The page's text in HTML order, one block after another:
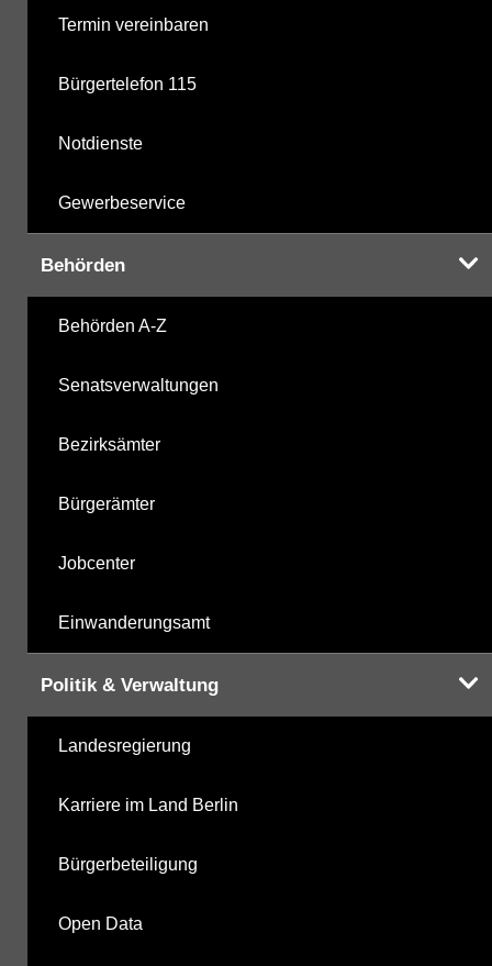
Termin vereinbaren
Bürgertelefon 115
Notdienste
Gewerbeservice
Behörden
Behörden A-Z
Senatsverwaltungen
Bezirksämter
Bürgerämter
Jobcenter
Einwanderungsamt
Politik & Verwaltung
Landesregierung
Karriere im Land Berlin
Bürgerbeteiligung
Open Data